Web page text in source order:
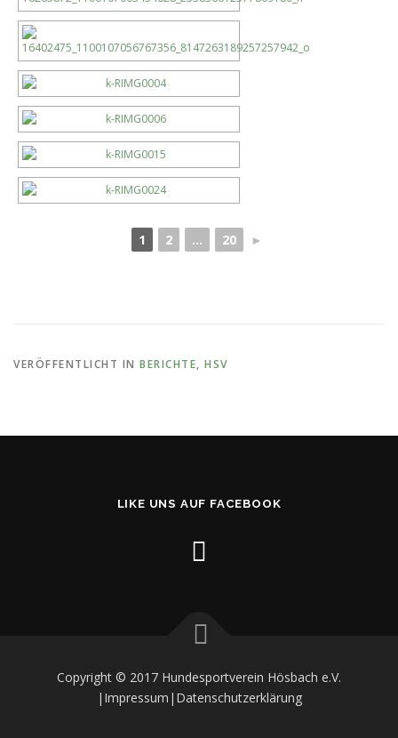
1 2 ... 20 ►
VERÖFFENTLICHT IN BERICHTE, HSV
LIKE UNS AUF FACEBOOK
Copyright © 2017 Hundesportverein Hösbach e.V.
|Impressum |Datenschutzerklärung